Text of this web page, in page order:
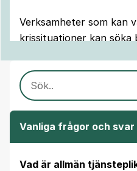
Verksamheter som kan
krissituationer kan söka
SÖK INNEHÅLL
Vanliga frågor och svar
Vad är allmän